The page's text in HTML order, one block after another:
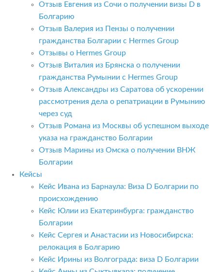
Отзыв Евгения из Сочи о получении визы D в
Болгарию
Отзыв Валерия из Пензы о получении
гражданства Болгарии с Hermes Group
Отзывы о Hermes Group
Отзыв Виталия из Брянска о получении
гражданства Румынии с Hermes Group
Отзыв Александры из Саратова об ускорении
рассмотрения дела о репатриации в Румынию
через суд
Отзыв Романа из Москвы об успешном выходе
указа на гражданство Болгарии
Отзыв Марины из Омска о получении ВНЖ
Болгарии
Кейсы
Кейс Ивана из Барнаула: Виза D Болгарии по
происхождению
Кейс Юлии из Екатеринбурга: гражданство
Болгарии
Кейс Сергея и Анастасии из Новосибирска:
релокация в Болгарию
Кейс Ирины из Волгограда: виза D Болгарии